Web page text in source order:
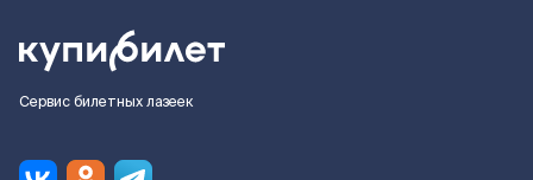
Сервис билетных лазеек